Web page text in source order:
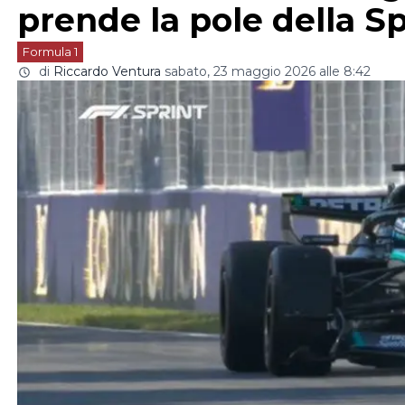
prende la pole della
Formula 1
di Riccardo Ventura sabato, 23 maggio 2026 alle 8:42